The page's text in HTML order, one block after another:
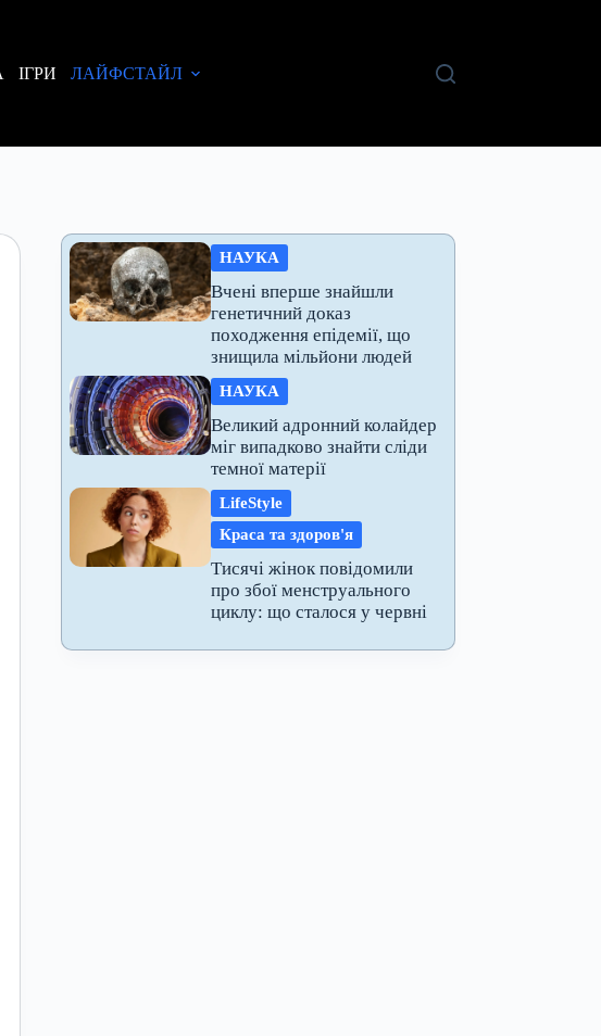
ІГРИ ЛАЙФСТАЙЛ
НАУКА
Вчені вперше знайшли
генетичний доказ
походження епідемії, що
знищила мільйони людей
НАУКА
Великий адронний колайдер
міг випадково знайти сліди
темної матерії
LifeStyle
Краса та здоров'я
Тисячі жінок повідомили
про збої менструального
циклу: що сталося у червні